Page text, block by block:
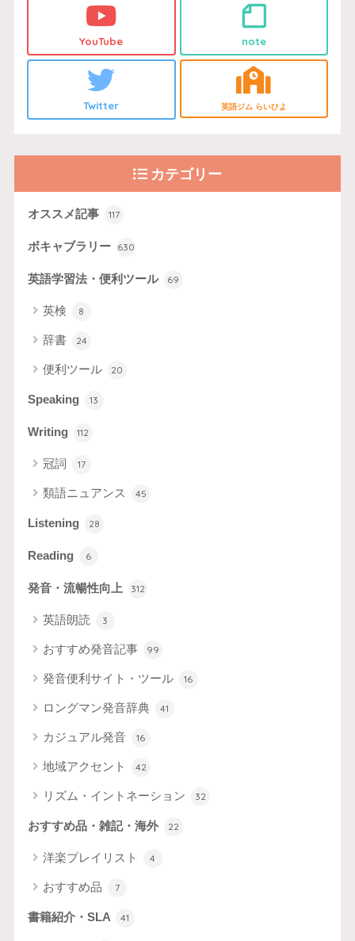
YouTube note
Twitter 英語ジム らいひよ
カテゴリー
オススメ記事 117
ボキャブラリー 630
英語学習法・便利ツール 69
英検 8
辞書 24
便利ツール 20
Speaking 13
Writing 112
冠詞 17
類語ニュアンス 45
Listening 28
Reading 6
発音・流暢性向上 312
英語朗読 3
おすすめ発音記事 99
発音便利サイト・ツール 16
ロングマン発音辞典 41
カジュアル発音 16
地域アクセント 42
リズム・イントネーション 32
おすすめ品・雑記・海外 22
洋楽プレイリスト 4
おすすめ品 7
書籍紹介・SLA 41